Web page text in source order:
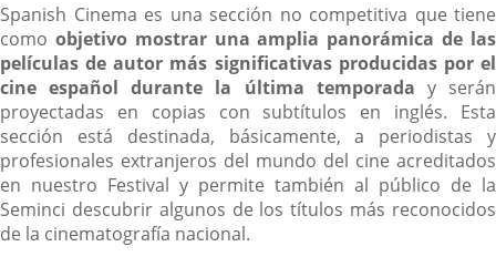
Spanish Cinema es una sección no competitiva que tiene
como objetivo mostrar una amplia panorámica de las
películas de autor más significativas producidas por el
cine español durante la última temporada y serán
proyectadas en copias con subtítulos en inglés. Esta
sección está destinada, básicamente, a periodistas y
profesionales extranjeros del mundo del cine acreditados
en nuestro Festival y permite también al público de la
Seminci descubrir algunos de los títulos más reconocidos
de la cinematografía nacional.